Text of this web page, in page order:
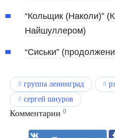
“Кольщик (Наколи)”
Найшуллером)
“Сиськи”
группа ленинград
сергей шнуров
Комментарии 0